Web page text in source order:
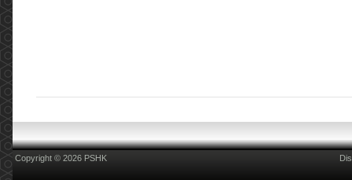
Copyright © 2026 PSHK